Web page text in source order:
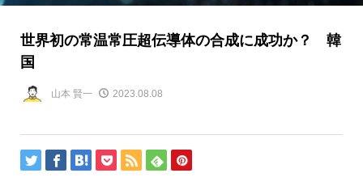
世界初の常温常圧超伝導体の合成に成功か？ 韓
国
山本 賢一 2023.08.08